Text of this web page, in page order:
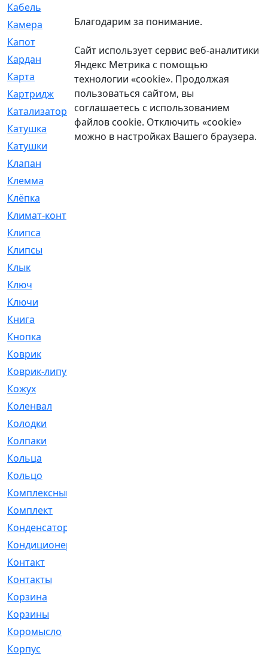
Кабель
Камера
[4]
Капот
Кардан
[131]
Карта
[2]
Картридж
[250]
Катализатор
[1]
Катушка
[2]
Катушки
Клапан
Клемма
Клёпка
Климат-контроль
Клипса
Клипсы
Клык
Ключ
Ключи
Книга
Кнопка
Коврик
Коврик-липучка
Кожух
Коленвал
Колодки
Колпаки
Кольца
Кольцо
Комплексный
Комплект
Конденсатор
Кондиционер
Контакт
Контакты
Корзина
Корзины
Коромысло
Корпус
Благодарим за понимание.
Сайт использует сервис веб-аналитики
Яндекс Метрика с помощью
технологии «cookie». Продолжая
пользоваться сайтом, вы
соглашаетесь с использованием
файлов cookie. Отключить «cookie»
можно в настройках Вашего браузера.